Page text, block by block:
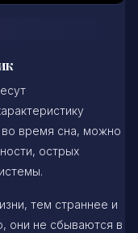
во время сна, можно
острых
тем страннее и
они не сбываются в